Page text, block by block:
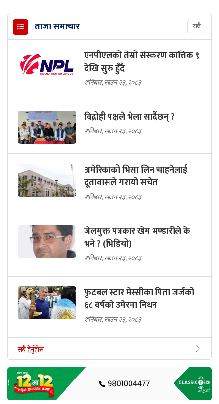
ताजा समाचार सबै
एनपीएलको तेस्रो संस्करण कात्तिक ९
देखि सुरु हुँदै
शनिबार, साउन २३, २०८३
विद्रोही पक्षले भेला सार्दैछन् ?
शनिबार, साउन २३, २०८३
अमेरिकाको भिसा लिन चाहनेलाई
दूतावासले गरायो सचेत
शनिबार, साउन २३, २०८३
जेलमुक्त पत्रकार खेम भण्डारीले के
भने ? (भिडियो)
शनिबार, साउन २३, २०८३
फुटबल स्टार मेस्सीका पिता जर्जको
६८ वर्षको उमेरमा निधन
शनिबार, साउन २३, २०८३
सबै हेर्नुहोस